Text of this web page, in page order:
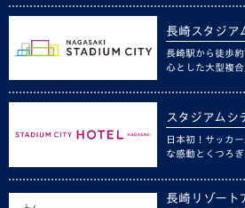
長崎スタジア
長崎駅から徒歩
心とした大型複
スタジアムシ
日本初！サッカ
な感動とくつろぎ
長崎リゾート